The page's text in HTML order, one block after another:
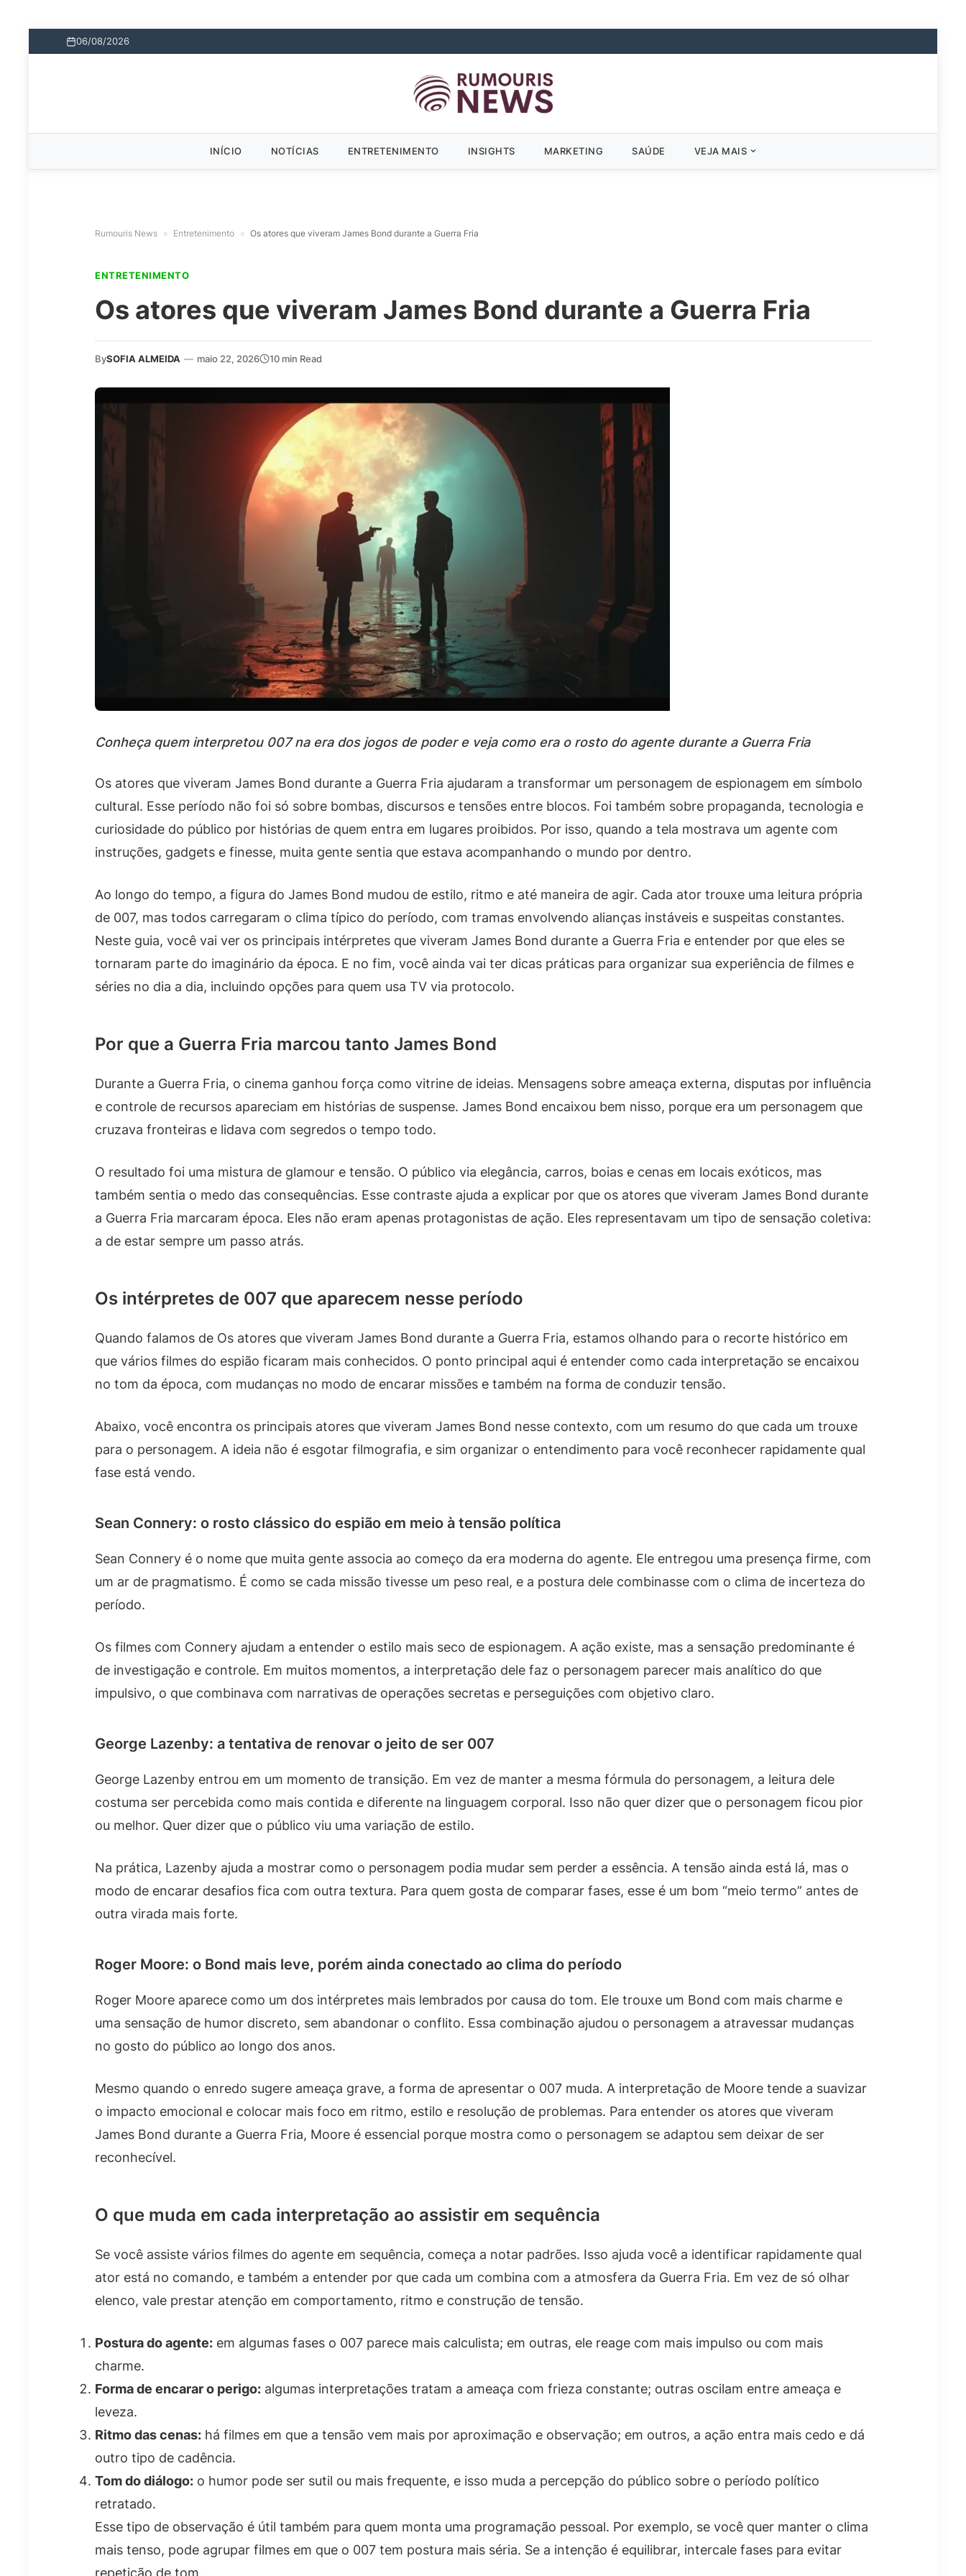
06/08/2026
INÍCIO NOTÍCIAS ENTRETENIMENTO INSIGHTS MARKETING SAÚDE VEJA MAIS
Rumouris News » Entretenimento » Os atores que viveram James Bond durante a Guerra Fria
ENTRETENIMENTO
Os atores que viveram James Bond durante a Guerra Fria
BySOFIA ALMEIDA — maio 22, 2026 10 min Read
Conheça quem interpretou 007 na era dos jogos de poder e veja como era o rosto do agente durante a Guerra Fria
Os atores que viveram James Bond durante a Guerra Fria ajudaram a transformar um personagem de espionagem em símbolo
cultural. Esse período não foi só sobre bombas, discursos e tensões entre blocos. Foi também sobre propaganda, tecnologia e
curiosidade do público por histórias de quem entra em lugares proibidos. Por isso, quando a tela mostrava um agente com
instruções, gadgets e finesse, muita gente sentia que estava acompanhando o mundo por dentro.
Ao longo do tempo, a figura do James Bond mudou de estilo, ritmo e até maneira de agir. Cada ator trouxe uma leitura própria
de 007, mas todos carregaram o clima típico do período, com tramas envolvendo alianças instáveis e suspeitas constantes.
Neste guia, você vai ver os principais intérpretes que viveram James Bond durante a Guerra Fria e entender por que eles se
tornaram parte do imaginário da época. E no fim, você ainda vai ter dicas práticas para organizar sua experiência de filmes e
séries no dia a dia, incluindo opções para quem usa TV via protocolo.
Por que a Guerra Fria marcou tanto James Bond
Durante a Guerra Fria, o cinema ganhou força como vitrine de ideias. Mensagens sobre ameaça externa, disputas por influência
e controle de recursos apareciam em histórias de suspense. James Bond encaixou bem nisso, porque era um personagem que
cruzava fronteiras e lidava com segredos o tempo todo.
O resultado foi uma mistura de glamour e tensão. O público via elegância, carros, boias e cenas em locais exóticos, mas
também sentia o medo das consequências. Esse contraste ajuda a explicar por que os atores que viveram James Bond durante
a Guerra Fria marcaram época. Eles não eram apenas protagonistas de ação. Eles representavam um tipo de sensação coletiva:
a de estar sempre um passo atrás.
Os intérpretes de 007 que aparecem nesse período
Quando falamos de Os atores que viveram James Bond durante a Guerra Fria, estamos olhando para o recorte histórico em
que vários filmes do espião ficaram mais conhecidos. O ponto principal aqui é entender como cada interpretação se encaixou
no tom da época, com mudanças no modo de encarar missões e também na forma de conduzir tensão.
Abaixo, você encontra os principais atores que viveram James Bond nesse contexto, com um resumo do que cada um trouxe
para o personagem. A ideia não é esgotar filmografia, e sim organizar o entendimento para você reconhecer rapidamente qual
fase está vendo.
Sean Connery: o rosto clássico do espião em meio à tensão política
Sean Connery é o nome que muita gente associa ao começo da era moderna do agente. Ele entregou uma presença firme, com
um ar de pragmatismo. É como se cada missão tivesse um peso real, e a postura dele combinasse com o clima de incerteza do
período.
Os filmes com Connery ajudam a entender o estilo mais seco de espionagem. A ação existe, mas a sensação predominante é
de investigação e controle. Em muitos momentos, a interpretação dele faz o personagem parecer mais analítico do que
impulsivo, o que combinava com narrativas de operações secretas e perseguições com objetivo claro.
George Lazenby: a tentativa de renovar o jeito de ser 007
George Lazenby entrou em um momento de transição. Em vez de manter a mesma fórmula do personagem, a leitura dele
costuma ser percebida como mais contida e diferente na linguagem corporal. Isso não quer dizer que o personagem ficou pior
ou melhor. Quer dizer que o público viu uma variação de estilo.
Na prática, Lazenby ajuda a mostrar como o personagem podia mudar sem perder a essência. A tensão ainda está lá, mas o
modo de encarar desafios fica com outra textura. Para quem gosta de comparar fases, esse é um bom “meio termo” antes de
outra virada mais forte.
Roger Moore: o Bond mais leve, porém ainda conectado ao clima do período
Roger Moore aparece como um dos intérpretes mais lembrados por causa do tom. Ele trouxe um Bond com mais charme e
uma sensação de humor discreto, sem abandonar o conflito. Essa combinação ajudou o personagem a atravessar mudanças
no gosto do público ao longo dos anos.
Mesmo quando o enredo sugere ameaça grave, a forma de apresentar o 007 muda. A interpretação de Moore tende a suavizar
o impacto emocional e colocar mais foco em ritmo, estilo e resolução de problemas. Para entender os atores que viveram
James Bond durante a Guerra Fria, Moore é essencial porque mostra como o personagem se adaptou sem deixar de ser
reconhecível.
O que muda em cada interpretação ao assistir em sequência
Se você assiste vários filmes do agente em sequência, começa a notar padrões. Isso ajuda você a identificar rapidamente qual
ator está no comando, e também a entender por que cada um combina com a atmosfera da Guerra Fria. Em vez de só olhar
elenco, vale prestar atenção em comportamento, ritmo e construção de tensão.
Postura do agente: em algumas fases o 007 parece mais calculista; em outras, ele reage com mais impulso ou com mais
charme.
Forma de encarar o perigo: algumas interpretações tratam a ameaça com frieza constante; outras oscilam entre ameaça e
leveza.
Ritmo das cenas: há filmes em que a tensão vem mais por aproximação e observação; em outros, a ação entra mais cedo e dá
outro tipo de cadência.
Tom do diálogo: o humor pode ser sutil ou mais frequente, e isso muda a percepção do público sobre o período político
retratado.
Esse tipo de observação é útil também para quem monta uma programação pessoal. Por exemplo, se você quer manter o clima
mais tenso, pode agrupar filmes em que o 007 tem postura mais séria. Se a intenção é equilibrar, intercale fases para evitar
repetição de tom.